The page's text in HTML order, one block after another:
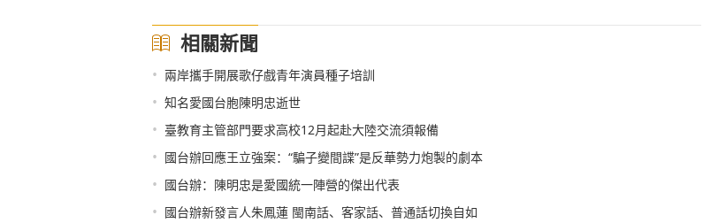
相關新聞
• 兩岸攜手開展歌仔戲青年演員種子培訓
• 知名愛國台胞陳明忠逝世
• 臺教育主管部門要求高校12月起赴大陸交流須報備
• 國台辦回應王立強案：“騙子變間諜”是反華勢力炮製的劇本
• 國台辦：陳明忠是愛國統一陣營的傑出代表
• 國台辦新發言人朱鳳蓮 閩南話、客家話、普通話切換自如